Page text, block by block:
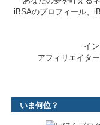
iBSAのプロフィール、
イ
アフィリエイタ
いま何位？